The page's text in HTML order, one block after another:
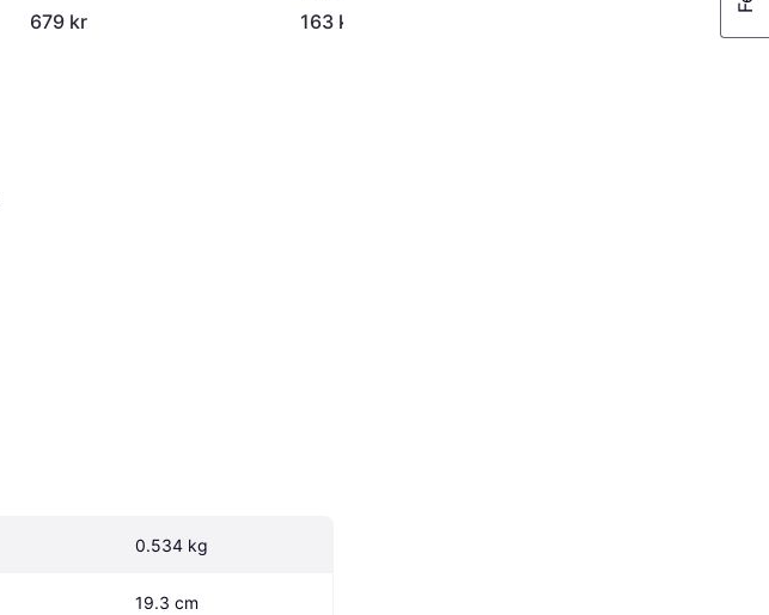
679 kr
163 kr
0.534 kg
19.3 cm